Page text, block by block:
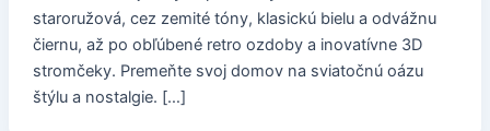
staroružová, cez zemité tóny, klasickú bielu a odvážnu
čiernu, až po obľúbené retro ozdoby a inovatívne 3D
stromčeky. Premeňte svoj domov na sviatočnú oázu
štýlu a nostalgie. […]